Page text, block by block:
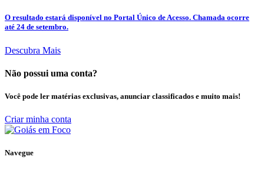
O resultado estará disponível no Portal Único de Acesso. Chamada ocorre
até 24 de setembro.
Descubra Mais
Não possui uma conta?
Você pode ler matérias exclusivas, anunciar classificados e muito mais!
Criar minha conta
Navegue